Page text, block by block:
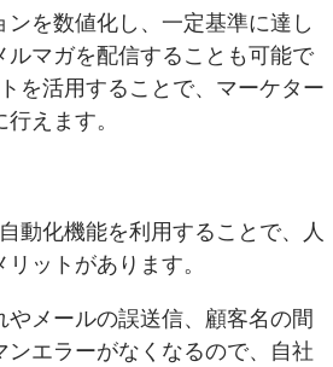
ンを数値化し、一定基準に達し
ルマガを配信することも可能で
を活用することで、マーケター
えます。
動化機能を利用することで、人
ットがあります。
メールの誤送信、顧客名の間
ンエラーがなくなるので、自社